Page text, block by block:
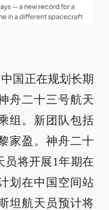
国正在规划长期
舟二十三号航天
组。新团队包括
家盈。神舟二十
员将开展1年期在
划在中国空间站
坦航天员预计将